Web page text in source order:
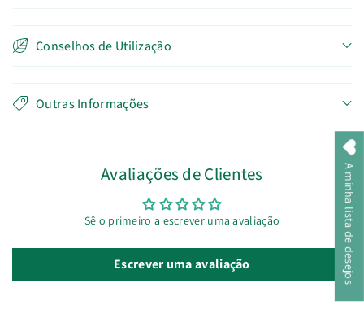
Conselhos de Utilização
Outras Informações
Avaliações de Clientes
Sê o primeiro a escrever uma avaliação
Escrever uma avaliação A minha lista de desejos